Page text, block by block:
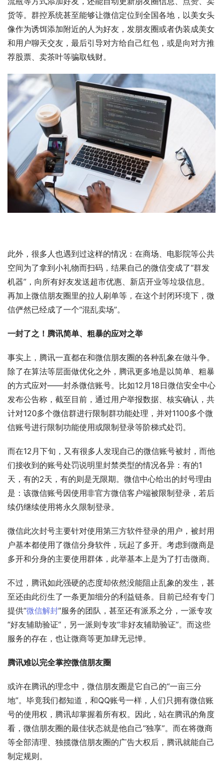
货等。群控系统甚至能够让微信定位到全国各地，以美女头
像作为诱饵添加附近的人为好友，发朋友圈或者伪装成美女
和用户聊天交友，最后引导对方给自己红包，或是向对方推
荐股票、卖茶叶等骗取钱财。
此外，很多人也遇到过这样的情况：在商场、电影院等公共
空间为了拿到小礼物而扫码，结果自己的微信变成了“群发
机器”，向所有好友发送超市优惠、新店开业等垃圾信息。
再加上微信朋友圈里的拉人刷单等，在这个封闭环境下，微
信俨然已经成了一个“混乱卖场”。
一封了之！腾讯简单、粗暴的应对之举
事实上，腾讯一直都在和微信朋友圈的各种乱象在做斗争。
除了在算法等层面做优化之外，腾讯更多地是以简单、粗暴
的方式应对——封杀微信账号。比如12月18日微信安全中心
发布公告称，截至目前，通过用户举报数据、核实确认，共
计对120多个微信群进行限制群功能处理，并对1100多个微
信账号进行限制功能使用或限制登录等阶梯式处罚。
而在12月下旬，又有很多人发现自己的微信账号被封，而他
们接收到的账号处罚说明里封禁类型的情况各异：有的1
天，有的2天，有的则是无限期。微信中心给出的封号理由
是：该微信账号因使用非官方微信客户端被限制登录，若后
续仍继续使用将永久限制登录。
微信此次封号主要针对使用第三方软件登录的用户，被封用
户基本都使用了微信分身软件，玩起了多开。考虑到微商是
多开和分身的主要使用群体，此举基本上是为了打击微商。
不过，腾讯如此强硬的态度却依然没能阻止乱象的发生，甚
至还由此衍生了一条更加细分的利益链条。目前已经有专门
提供“微信解封”服务的团队，甚至还有派系之分，一派专攻
“好友辅助验证”，另一派则专攻“非好友辅助验证”。而这些
服务的存在，也让微商等更加肆无忌惮。
腾讯难以完全掌控微信朋友圈
或许在腾讯的理念中，微信朋友圈是它自己的“一亩三分
地”。毕竟我们都知道，和QQ账号一样，人们只拥有微信账
号的使用权，腾讯却掌握着所有权。因此，站在腾讯的角度
看，微信朋友圈的最佳状态就是他自己“独享”。而在将微商
等全部清理、独揽微信朋友圈的广告大权后，腾讯就能自己
制定规则。